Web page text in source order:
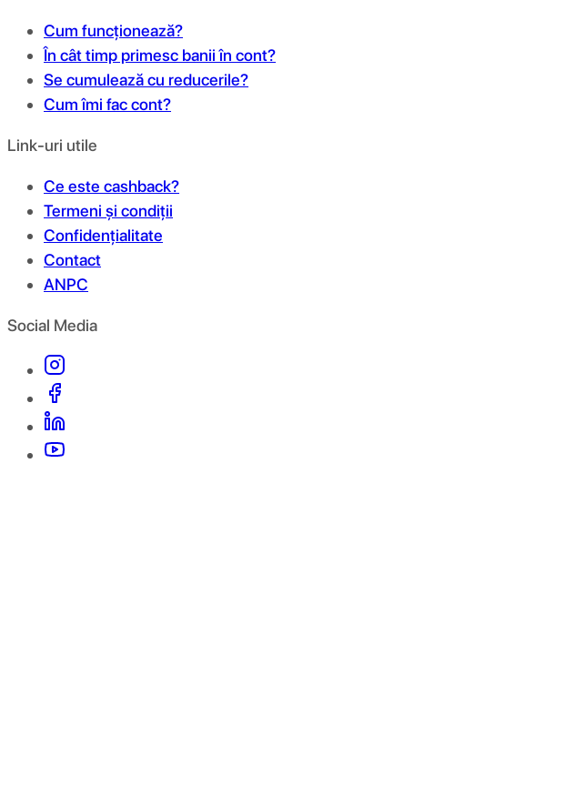
Cum funcționează?
În cât timp primesc banii în cont?
Se cumulează cu reducerile?
Cum îmi fac cont?
Link-uri utile
Ce este cashback?
Termeni și condiții
Confidențialitate
Contact
ANPC
Social Media